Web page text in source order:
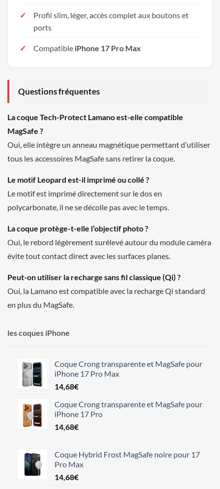
Profil slim, léger, accès complet aux boutons et
ports
Compatible iPhone 17 Pro Max
Questions fréquentes
La coque Tech-Protect Lamano est-elle compatible
MagSafe ?
Oui, elle intègre un anneau magnétique permettant d’utiliser
tous les accessoires MagSafe sans retirer la coque.
Le motif Leopard est-il imprimé ou collé ?
Le motif est imprimé directement sur le dos en
polycarbonate, il ne se décolle pas avec le temps.
La coque protège-t-elle l’objectif photo ?
Oui, le rebord légèrement surélevé autour du module caméra
évite tout contact direct avec les surfaces planes.
Peut-on utiliser la recharge sans fil classique (Qi) ?
Oui, la Lamano est compatible avec la recharge Qi standard
en plus du MagSafe.
les coques iPhone
Coque Crong transparente et MagSafe pour
iPhone 17 Pro Max
14,68€
Coque Crong transparente et MagSafe pour
iPhone 17 Pro
14,68€
Coque Hybrid Frost MagSafe noire pour 17
Pro Max
14,68€